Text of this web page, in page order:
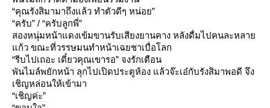
“คุณรังสิมามาถึงแล้ว ทำตัวดีๆ หน่อย”
“ครับ” / “ครับลูกพี่”
สองหนุ่มหน้าแดงเข้มขานรับเสียงยานคาง หลังดื่มไปคนละหลา
ก้ว ขณะที่วรรษมนทำหน้าเฉยชาเบื่อโลก
“รีบไปเถอะ เดี๋ยวคุณเขารอ” จงรักเตือน
พันไมล์พยักหน้า ลุกไปเปิดประตูห้อง แล้วจ๊ะเอ๋กับรังสิมาพอดี จึง
เชิญหล่อนให้เข้ามา
“เชิญค่ะ”